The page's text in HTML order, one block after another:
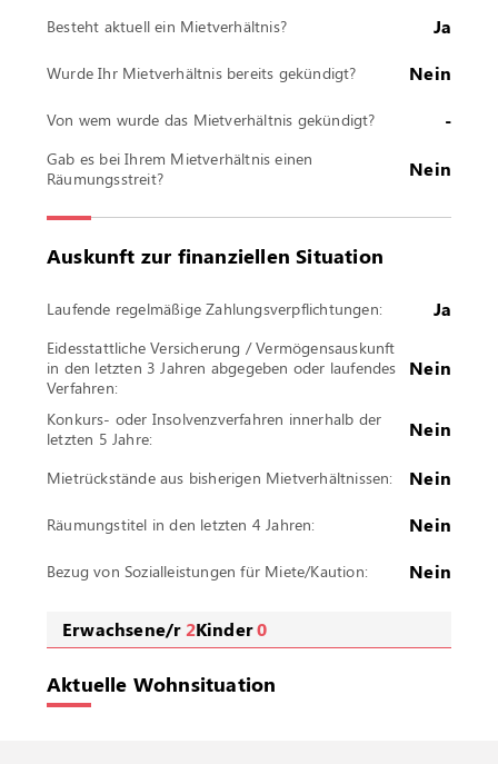
Besteht aktuell ein Mietverhältnis? Ja
Wurde Ihr Mietverhältnis bereits gekündigt? Nein
Von wem wurde das Mietverhältnis gekündigt? -
Gab es bei Ihrem Mietverhältnis einen
Räumungsstreit?
Nein
Auskunft zur finanziellen Situation
Laufende regelmäßige Zahlungsverpflichtungen: Ja
Eidesstattliche Versicherung / Vermögensauskunft
in den letzten 3 Jahren abgegeben oder laufendes
Verfahren:
Nein
Konkurs- oder Insolvenzverfahren innerhalb der
letzten 5 Jahre:
Nein
Mietrückstände aus bisherigen Mietverhältnissen: Nein
Räumungstitel in den letzten 4 Jahren: Nein
Bezug von Sozialleistungen für Miete/Kaution: Nein
Erwachsene/r 2Kinder0
Aktuelle Wohnsituation